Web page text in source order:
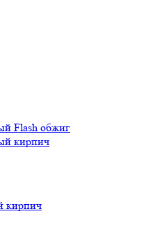
Flash обжиг
кирпич
кирпич